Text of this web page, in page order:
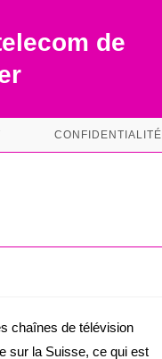
de
CONFIDENTIALITÉ
chaînes de télévision
sur la Suisse, ce qui est